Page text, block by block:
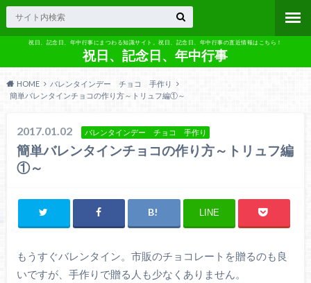
祝日、記念日、年中行事にまつわる知識サイト。祝日、記念日、年中行事の直近情報はこちら！
祝日、記念日、年中行事
HOME
バレンタインデー チョコ 手作り
簡単バレンタインチョコの作り方～トリュフ編①～
2017.01.02 バレンタインデー チョコ 手作り
簡単バレンタインチョコの作り方～トリュフ編
①～
LINE
もうすぐバレンタイン。市販のチョコレートを贈るのも良
いですが、手作りで贈る人も少なくありません。